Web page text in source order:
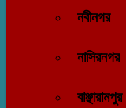
নবীনগর
নাসিরনগর
বাঞ্ছারামপুর